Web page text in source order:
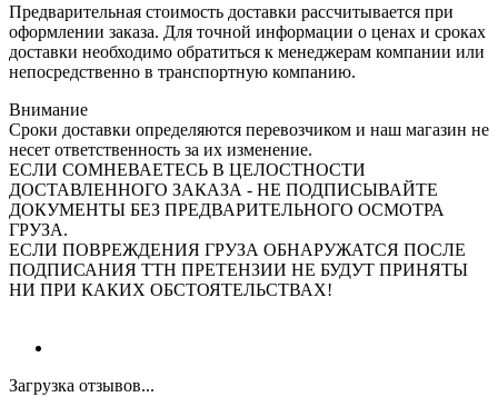
Предварительная стоимость доставки рассчитывается при
оформлении заказа. Для точной информации о ценах и сроках
доставки необходимо обратиться к менеджерам компании или
непосредственно в транспортную компанию.
Внимание
Сроки доставки определяются перевозчиком и наш магазин не
несет ответственность за их изменение.
ЕСЛИ СОМНЕВАЕТЕСЬ В ЦЕЛОСТНОСТИ
ДОСТАВЛЕННОГО ЗАКАЗА - НЕ ПОДПИСЫВАЙТЕ
ДОКУМЕНТЫ БЕЗ ПРЕДВАРИТЕЛЬНОГО ОСМОТРА
ГРУЗА.
ЕСЛИ ПОВРЕЖДЕНИЯ ГРУЗА ОБНАРУЖАТСЯ ПОСЛЕ
ПОДПИСАНИЯ ТТН ПРЕТЕНЗИИ НЕ БУДУТ ПРИНЯТЫ
НИ ПРИ КАКИХ ОБСТОЯТЕЛЬСТВАХ!
Загрузка отзывов...